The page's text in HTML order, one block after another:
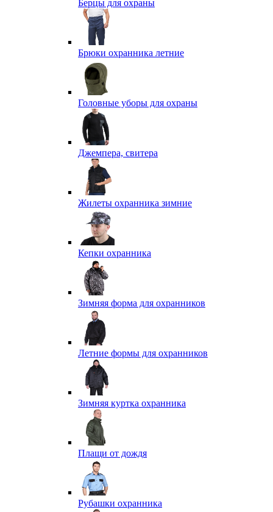
Берцы для охраны
Брюки охранника летние
Головные уборы для охраны
Джемпера, свитера
Жилеты охранника зимние
Кепки охранника
Зимняя форма для охранников
Летние формы для охранников
Зимняя куртка охранника
Плащи от дождя
Рубашки охранника